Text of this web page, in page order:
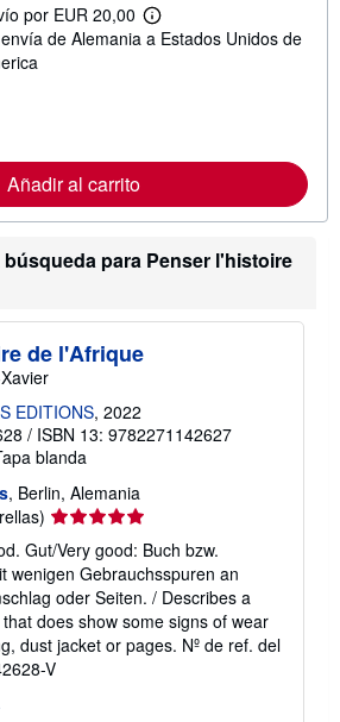
por EUR 20,00
M
á
m
i
n
s
r
a
d
e
e
n
í
o
de Alemania a Estados Unidos de
Añadir al carrito
para Penser l'histoire
de l'Afrique
EDITIONS, 2022
/ ISBN 13: 9782271142627
blanda
, Berlin, Alemania
Calificación
del
vendedor:
5
de
5
estrellas
Gut/Very good: Buch bzw.
wenigen Gebrauchsspuren an
oder Seiten. / Describes a
does show some signs of wear
dust jacket or pages. Nº de ref. del
V